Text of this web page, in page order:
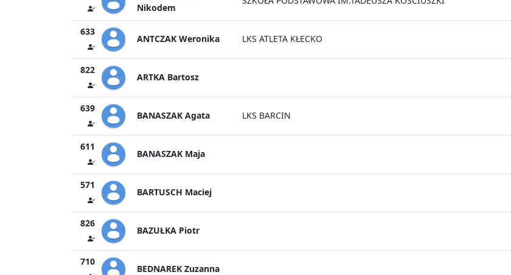
Nikodem
633
ANTCZAK Weronika LKS ATLETA KŁECKO
822
ARTKA Bartosz
639
BANASZAK Agata LKS BARCIN
611
BANASZAK Maja
571
BARTUSCH Maciej
826
BAZUŁKA Piotr
710
BEDNAREK Zuzanna